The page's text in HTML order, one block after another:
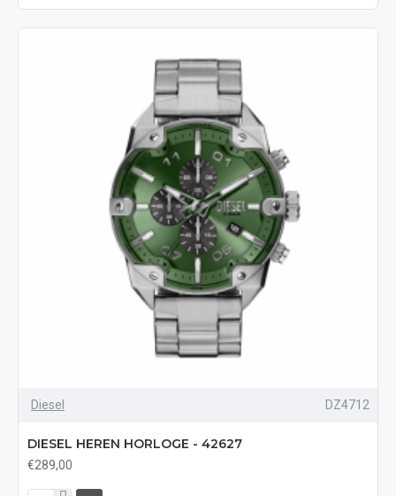
Diesel DZ4712
DIESEL HEREN HORLOGE - 42627
€289,00